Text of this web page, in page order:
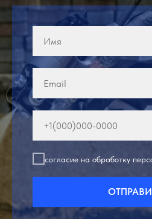
согласие на обработку